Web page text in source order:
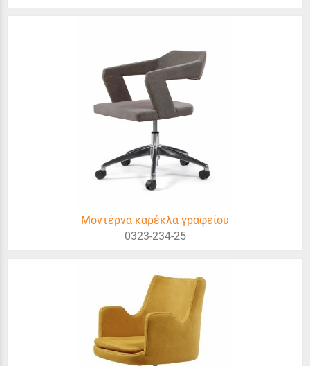
Μοντέρνα καρέκλα γραφείου
0323-234-25